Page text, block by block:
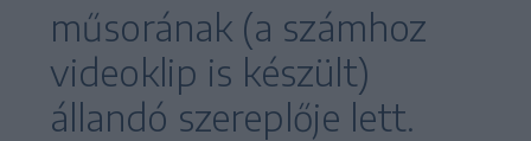
műsorának (a számhoz
videoklip is készült)
állandó szereplője lett.